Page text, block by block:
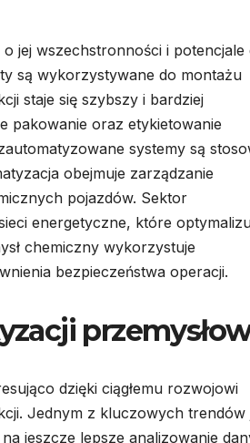
jej wszechstronności i potencjale
są wykorzystywane do montażu
staje się szybszy i bardziej
pakowanie oraz etykietowanie
systemy są
obejmuje zarządzanie
pojazdów. Sektor
energetyczne, które
chemiczny wykorzystuje
bezpieczeństwa operacji.
dzięki ciągłemu rozwojowi
Jednym z kluczowych trendów
jeszcze lepsze analizowanie